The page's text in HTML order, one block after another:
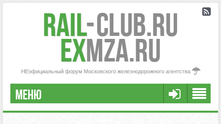
Rail-Club.RU
exMZA.RU
НЕофициальный форум Московского железнодорожного агентства
МЕНЮ
РЕГИСТРАЦИЯ